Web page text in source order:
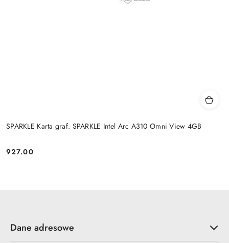
SPARKLE Karta graf. SPARKLE Intel Arc A310 Omni View 4GB
Cena:
927.00
Dane adresowe